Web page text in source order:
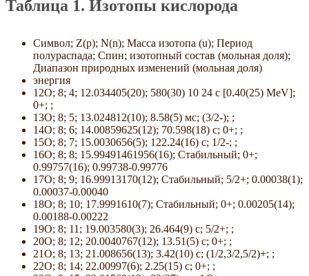
Таблица 1. Изотопы кислорода
Символ; Z(p); N(n); Масса изотопа (u); Период
полураспада; Спин; изотопный состав (мольная доля);
Диапазон природных изменений (мольная доля)
энергия
12O; 8; 4; 12.034405(20); 580(30) 10 24 с [0.40(25) MeV];
0+; ;
13O; 8; 5; 13.024812(10); 8.58(5) мс; (3/2-); ;
14O; 8; 6; 14.00859625(12); 70.598(18) с; 0+; ;
15O; 8; 7; 15.0030656(5); 122.24(16) с; 1/2-; ;
16O; 8; 8; 15.99491461956(16); Стабильный; 0+;
0.99757(16); 0.99738-0.99776
17O; 8; 9; 16.99913170(12); Стабильный; 5/2+; 0.00038(1);
0.00037-0.00040
18O; 8; 10; 17.9991610(7); Стабильный; 0+; 0.00205(14);
0.00188-0.00222
19O; 8; 11; 19.003580(3); 26.464(9) с; 5/2+; ;
20O; 8; 12; 20.0040767(12); 13.51(5) с; 0+; ;
21O; 8; 13; 21.008656(13); 3.42(10) с; (1/2,3/2,5/2)+; ;
22O; 8; 14; 22.00997(6); 2.25(15) с; 0+; ;